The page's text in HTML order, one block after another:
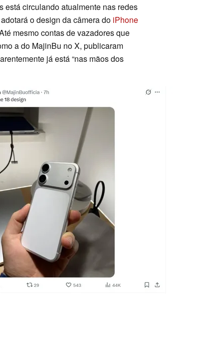
está circulando atualmente nas redes
adotará o design da câmera do iPhone
mesmo contas de vazadores que
a do MajinBu no X, publicaram
já está “nas mãos dos